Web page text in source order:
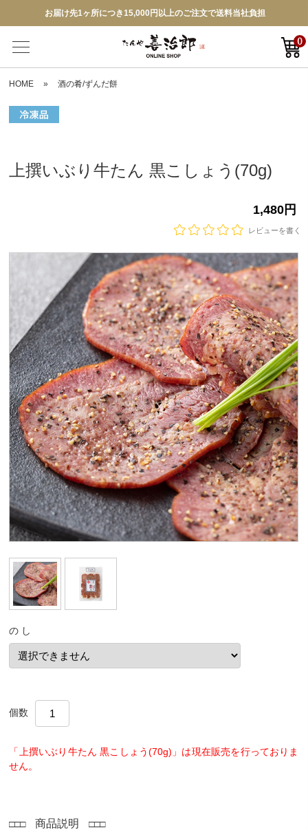
お届け先1ヶ所につき15,000円以上のご注文で送料当社負担
0
HOME » 酒の肴/ずんだ餅
上撰いぶり牛たん 黒こしょう(70g)
1,480円
レビューを書く
の し
個数
「上撰いぶり牛たん 黒こしょう(70g)」は現在販売を行っておりま
せん。
□□□ 商品説明
□□□